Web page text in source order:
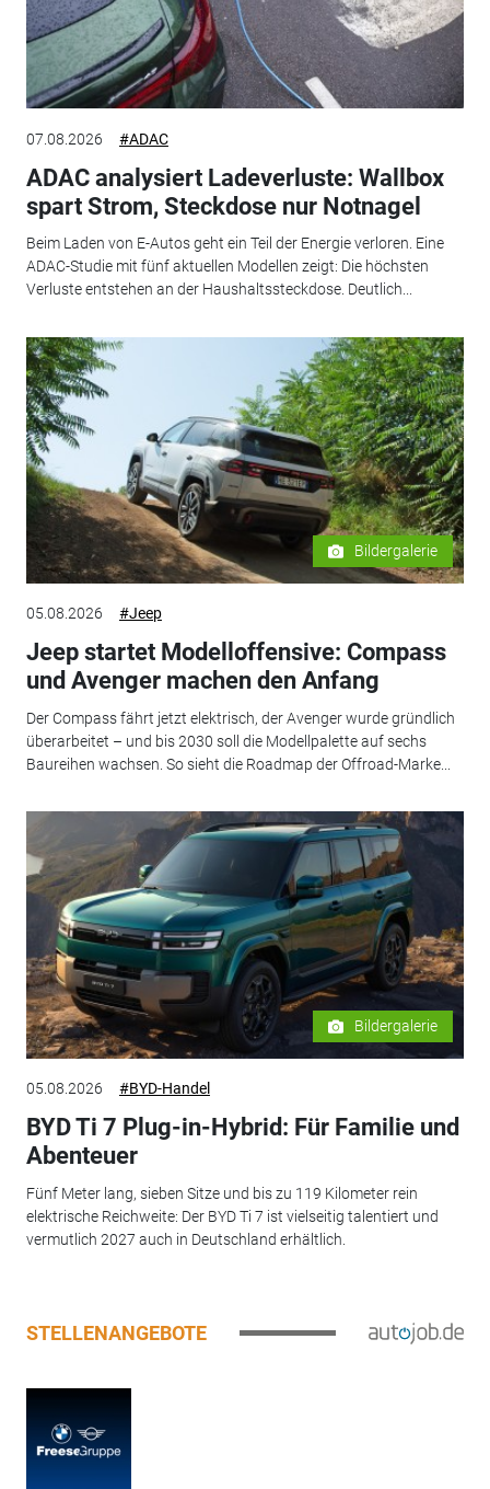
07.08.2026 #ADAC
ADAC analysiert Ladeverluste: Wallbox
spart Strom, Steckdose nur Notnagel
Beim Laden von E-Autos geht ein Teil der Energie verloren. Eine
ADAC-Studie mit fünf aktuellen Modellen zeigt: Die höchsten
Verluste entstehen an der Haushaltssteckdose. Deutlich...
Bildergalerie
05.08.2026 #Jeep
Jeep startet Modelloffensive: Compass
und Avenger machen den Anfang
Der Compass fährt jetzt elektrisch, der Avenger wurde gründlich
überarbeitet – und bis 2030 soll die Modellpalette auf sechs
Baureihen wachsen. So sieht die Roadmap der Offroad-Marke...
Bildergalerie
05.08.2026 #BYD-Handel
BYD Ti 7 Plug-in-Hybrid: Für Familie und
Abenteuer
Fünf Meter lang, sieben Sitze und bis zu 119 Kilometer rein
elektrische Reichweite: Der BYD Ti 7 ist vielseitig talentiert und
vermutlich 2027 auch in Deutschland erhältlich.
STELLENANGEBOTE